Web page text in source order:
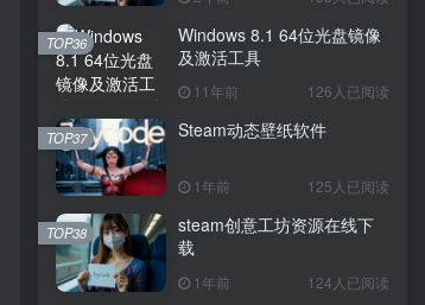
Windows 8.1 64位光盘镜像
及激活工具
11年前 126人已阅读
TOP36
Steam动态壁纸软件
1年前 125人已阅读
TOP37
steam创意工坊资源在线下
载
1年前 124人已阅读
TOP38